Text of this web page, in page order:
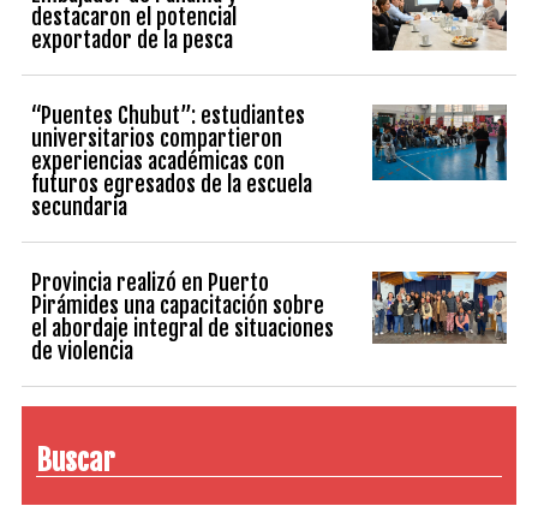
destacaron el potencial
exportador de la pesca
“Puentes Chubut”: estudiantes
universitarios compartieron
experiencias académicas con
futuros egresados de la escuela
secundaria
Provincia realizó en Puerto
Pirámides una capacitación sobre
el abordaje integral de situaciones
de violencia
Buscar